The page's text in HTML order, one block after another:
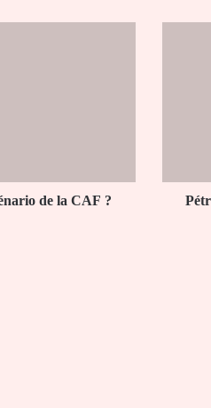
de la CAF ?